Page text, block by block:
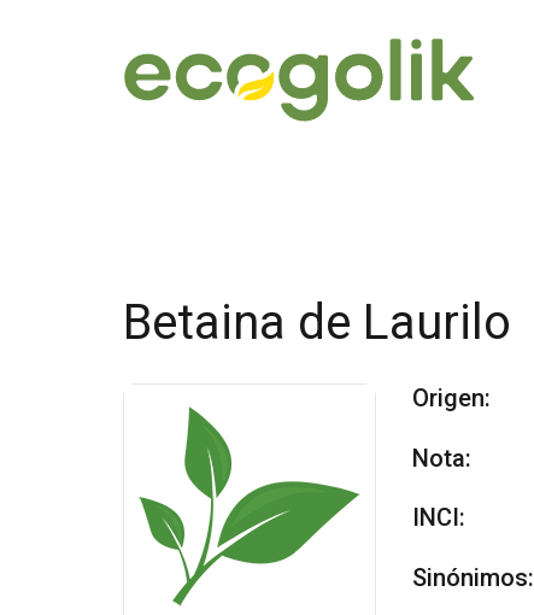
Betaina de Laurilo
Origen:
Nota:
INCI:
Sinónimos: